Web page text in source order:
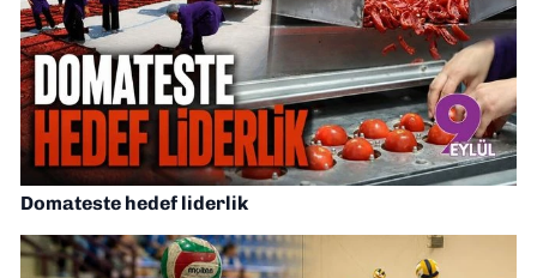
Domateste hedef liderlik